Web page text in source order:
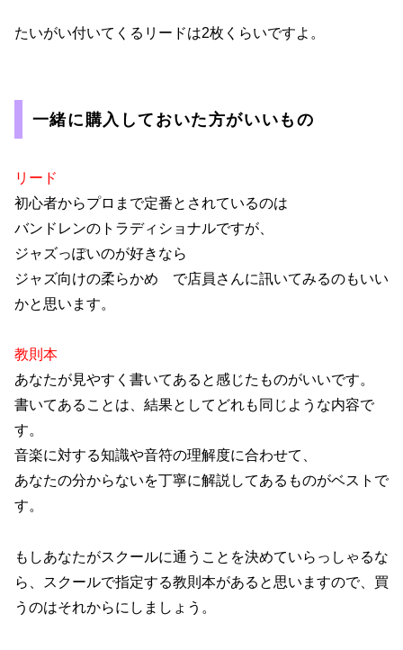
たいがい付いてくるリードは2枚くらいですよ。
一緒に購入しておいた方がいいもの
リード
初心者からプロまで定番とされているのは
バンドレンのトラディショナルですが、
ジャズっぽいのが好きなら
ジャズ向けの柔らかめ で店員さんに訊いてみるのもいい
かと思います。
教則本
あなたが見やすく書いてあると感じたものがいいです。
書いてあることは、結果としてどれも同じような内容で
す。
音楽に対する知識や音符の理解度に合わせて、
あなたの分からないを丁寧に解説してあるものがベストで
す。
もしあなたがスクールに通うことを決めていらっしゃるな
ら、スクールで指定する教則本があると思いますので、買
うのはそれからにしましょう。